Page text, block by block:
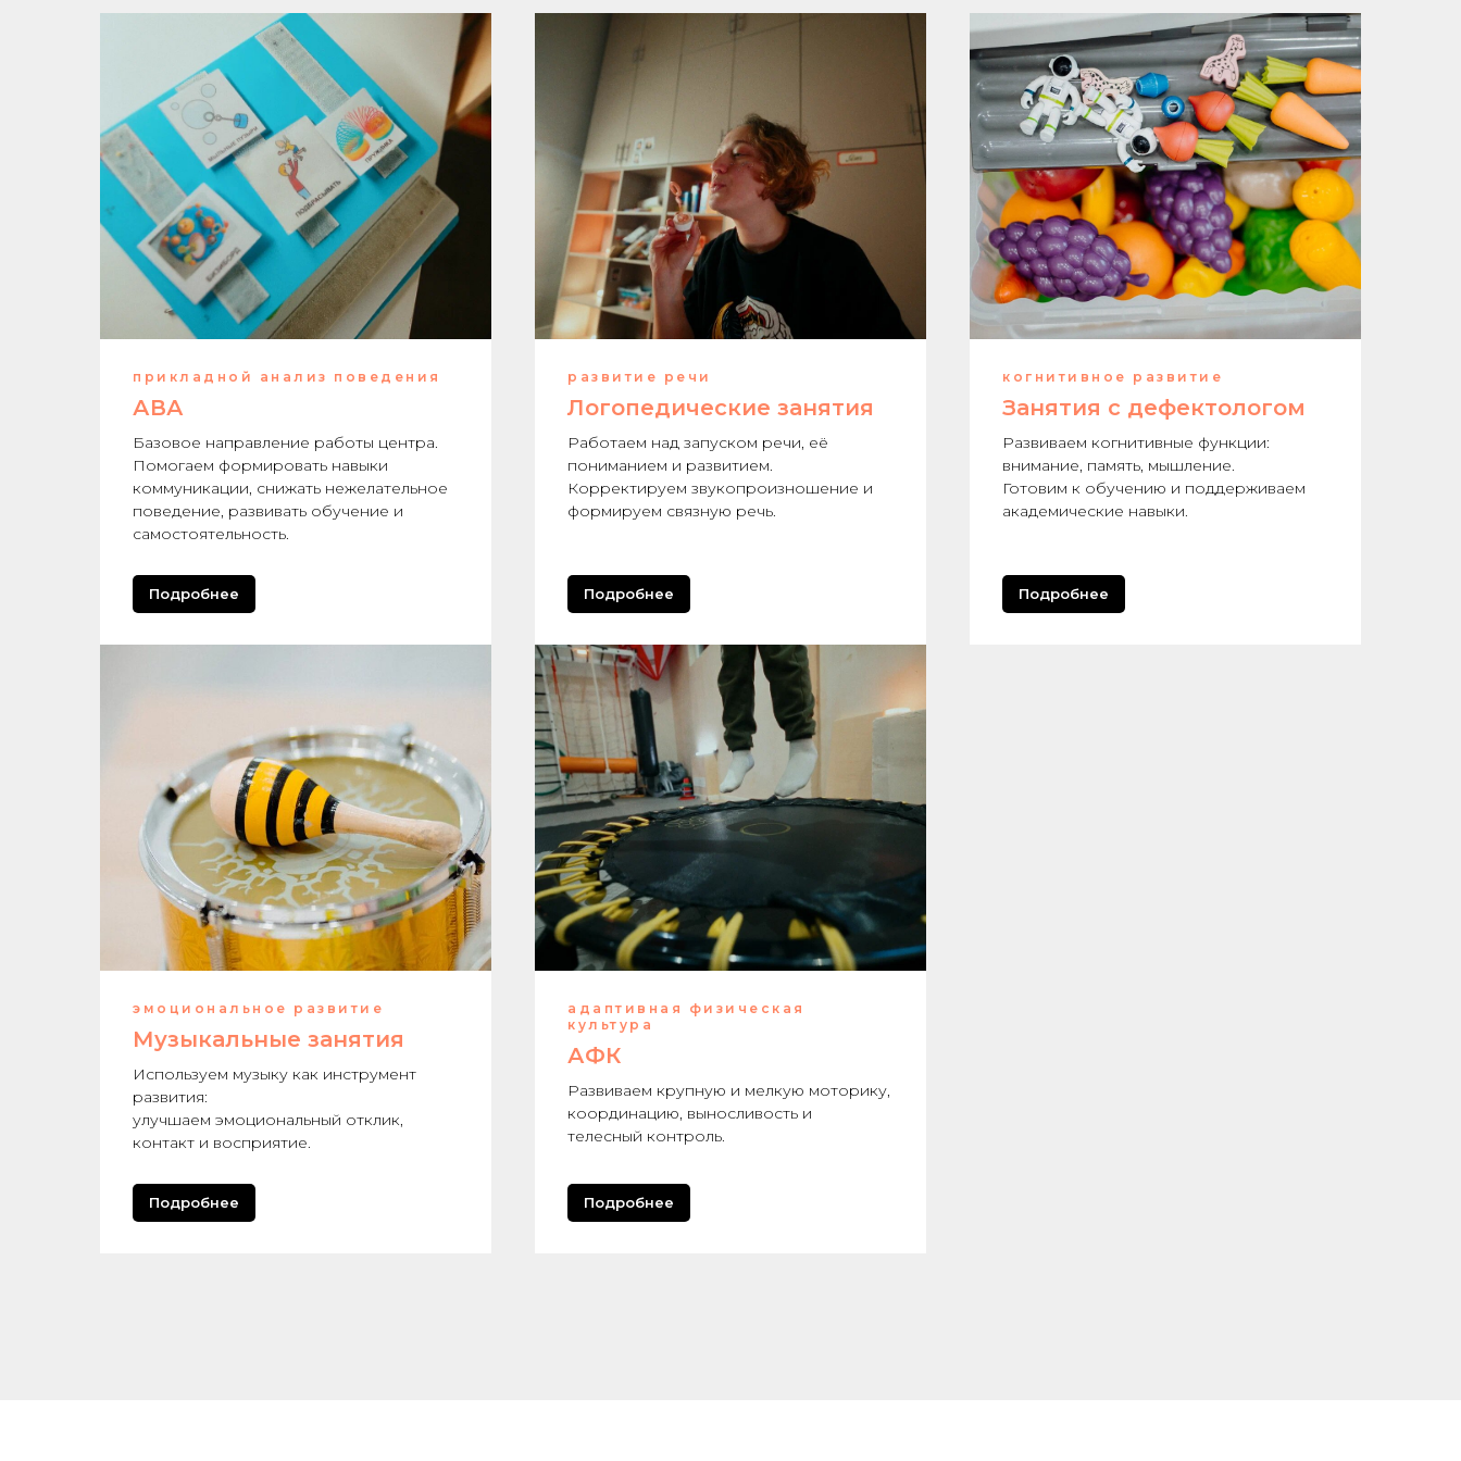
прикладной анализ поведения
АВА
Базовое направление работы центра.
Помогаем формировать навыки
коммуникации, снижать нежелательное
поведение, развивать обучение и
самостоятельность.
Подробнее
развитие речи
Логопедические занятия
Работаем над запуском речи, её
пониманием и развитием.
Корректируем звукопроизношение и
формируем связную речь.
Подробнее
когнитивное развитие
Занятия с дефектологом
Развиваем когнитивные функции:
внимание, память, мышление.
Готовим к обучению и поддерживаем
академические навыки.
Подробнее
эмоциональное развитие
Музыкальные занятия
Используем музыку как инструмент
развития:
улучшаем эмоциональный отклик,
контакт и восприятие.
Подробнее
адаптивная физическая
культура
АФК
Развиваем крупную и мелкую моторику,
координацию, выносливость и
телесный контроль.
Подробнее